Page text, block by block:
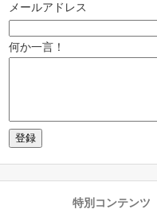
メールアドレス
何か一言！
特別コンテンツ